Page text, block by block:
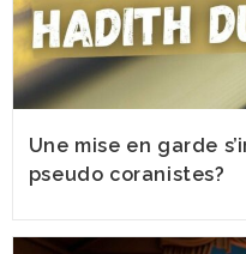
Une mise en garde
pseudo coranistes?